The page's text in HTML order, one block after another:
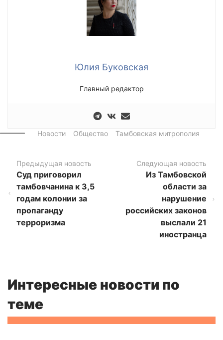
Юлия Буковская
Главный редактор
Новости Общество Тамбовская митрополия
Предыдущая новость
Суд приговорил
тамбовчанина к 3,5
годам колонии за
пропаганду
терроризма
Следующая новость
Из Тамбовской
области за
нарушение
российских законов
выслали 21
иностранца
Интересные новости по
теме